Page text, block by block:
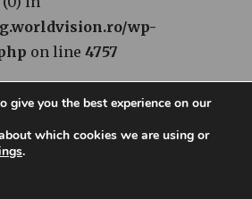
give you the best experience on our
which cookies we are using or
.
wp-
on line 4757
failed to send buffer of zlib
in
wp-
redirection/https-